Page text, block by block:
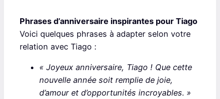
Phrases d’anniversaire inspirantes pour Tiago
Voici quelques phrases à adapter selon votre
relation avec Tiago :
« Joyeux anniversaire, Tiago ! Que cette
nouvelle année soit remplie de joie,
d’amour et d’opportunités incroyables. »